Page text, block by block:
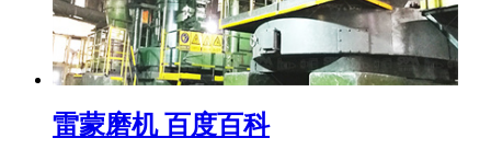
雷蒙磨机 百度百科